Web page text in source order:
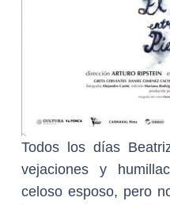
Todos los días
vejaciones y
celoso esposo, pero